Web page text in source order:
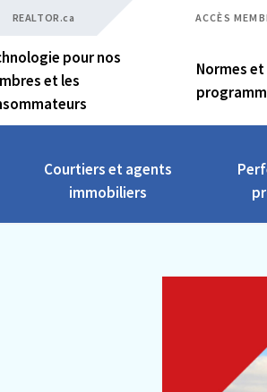
REALTOR.ca ACCÈS
pour nos
et les
Normes et
Courtiers et agents
immobiliers